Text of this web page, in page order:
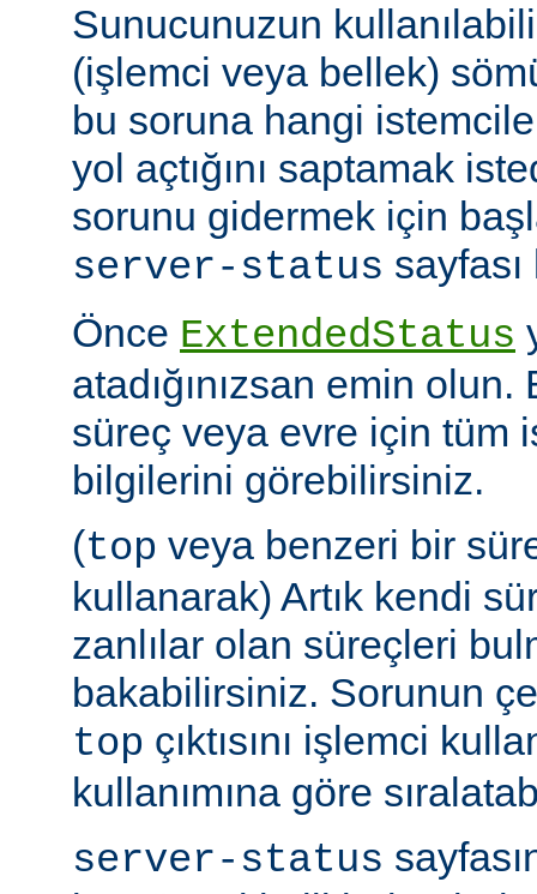
Sunucunuzun
(işlemci veya bellek)
bu soruna hangi
yol açtığını saptamak
sorunu gidermek için
server-status
Önce ExtendedStatus
atadığınızsan emin
süreç veya evre için tüm
bilgilerini görebilirsiniz.
(top veya benzeri bir
kullanarak) Artık kendi
zanlılar olan süreçleri
bakabilirsiniz. Sorunun
top çıktısını işlemci
kullanımına göre
server-status